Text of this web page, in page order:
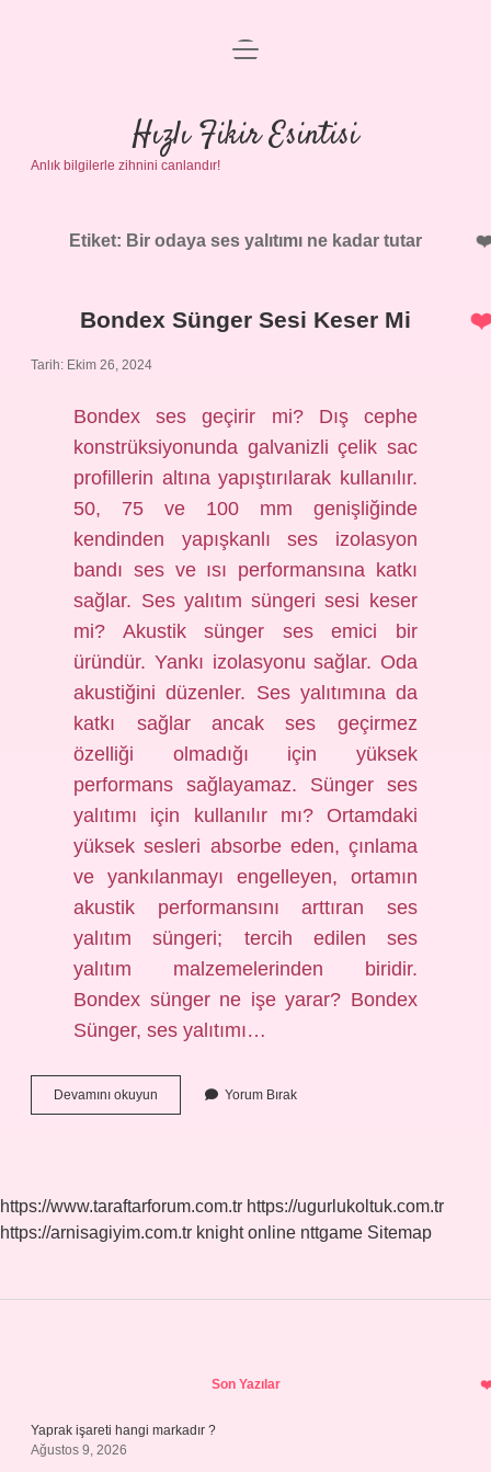
Anasayfa
Gizlilik Politikası
Yasal Uyarı
menüyü
Hızlı Fikir Esintisi
Anlık bilgilerle zihnini canlandır!
Etiket: Bir odaya ses yalıtımı ne kadar tutar
Bondex Sünger Sesi Keser Mi
Tarih: Ekim 26, 2024
Bondex ses geçirir mi? Dış cephe
konstrüksiyonunda galvanizli çelik sac
profillerin altına yapıştırılarak kullanılır.
50, 75 ve 100 mm genişliğinde
kendinden yapışkanlı ses izolasyon
bandı ses ve ısı performansına katkı
sağlar. Ses yalıtım süngeri sesi keser
mi? Akustik sünger ses emici bir
üründür. Yankı izolasyonu sağlar. Oda
akustiğini düzenler. Ses yalıtımına da
katkı sağlar ancak ses geçirmez
özelliği olmadığı için yüksek
performans sağlayamaz. Sünger ses
yalıtımı için kullanılır mı? Ortamdaki
yüksek sesleri absorbe eden, çınlama
ve yankılanmayı engelleyen, ortamın
akustik performansını arttıran ses
yalıtım süngeri; tercih edilen ses
yalıtım malzemelerinden biridir.
Bondex sünger ne işe yarar? Bondex
Sünger, ses yalıtımı…
Devamını okuyun
Sünger
Yorum Bırak
https://www.taraftarforum.com.tr https://ugurlukoltuk.com.tr
https://arnisagiyim.com.tr knight online nttgame Sitemap
Son Yazılar
Yaprak işareti hangi markadır ?
Ağustos 9, 2026